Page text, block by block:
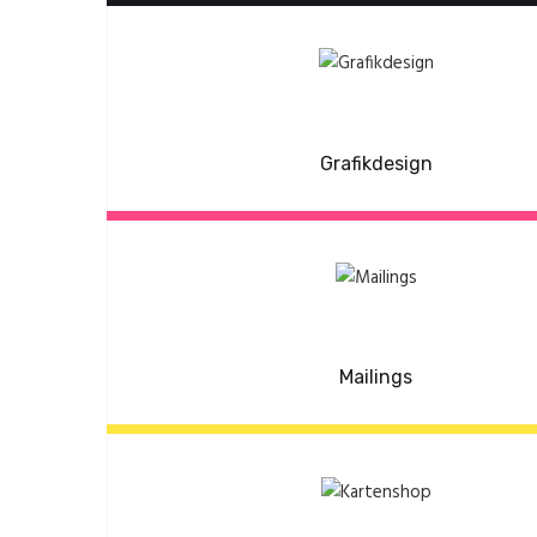
Grafikdesign
Mailings